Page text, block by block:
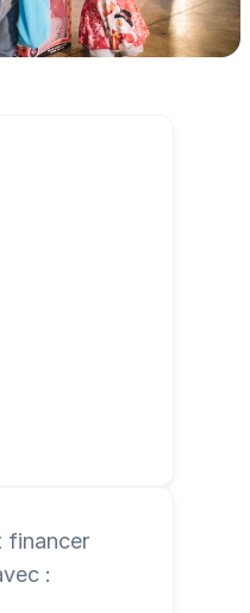
bénéficiaires de faire
financer
: